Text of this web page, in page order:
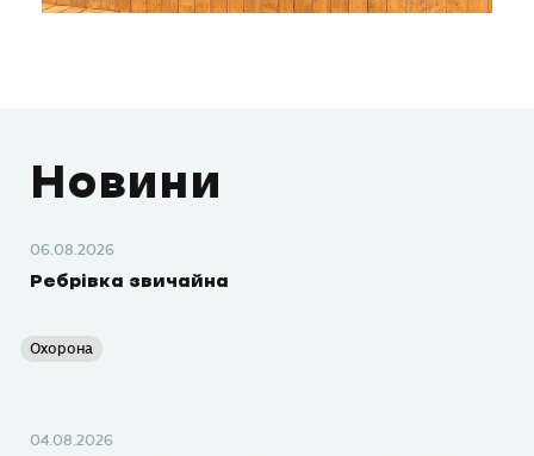
Новини
06.08.2026
Ребрівка звичайна
Охорона
04.08.2026